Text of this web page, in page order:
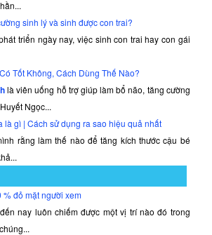
sinh lý và sinh được con trai?
triển ngày nay, việc sinh con trai hay con gái
Tốt Không, Cách Dùng Thế Nào?
là viên uống hỗ trợ giúp làm bổ não, tăng cường
Ngọc...
là gì | Cách sử dụng ra sao hiệu quả nhất
rằng làm thế nào để tăng kích thước cậu bé
% đỏ mặt người xem
nay luôn chiếm được một vị trí nào đó trong